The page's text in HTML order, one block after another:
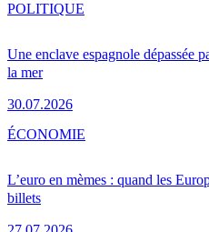
Une enclave espagnole dépassée
la mer
30.07.2026
POLITIQUE
L’euro en mèmes : quand les
billets
ÉCONOMIE